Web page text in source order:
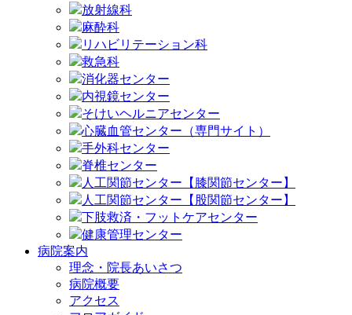
放射線科
麻酔科
リハビリテーション科
救急科
消化器センター
内視鏡センター
そけいヘルニアセンター
心臓血管センター（専門サイト）
手外科センター
脊椎センター
人工関節センター【膝関節センター】
人工関節センター【股関節センター】
下肢救済・フットケアセンター
健康管理センター
病院案内
理念・院長あいさつ
病院概要
アクセス